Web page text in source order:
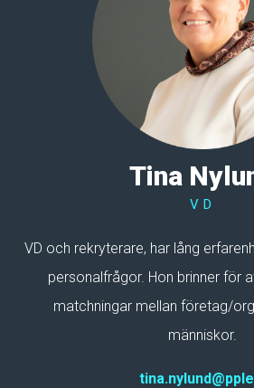
Tina
VD
VD och rekryterare, har lång
personalfrågor. Hon brinner för
matchningar mellan företag/
människor.